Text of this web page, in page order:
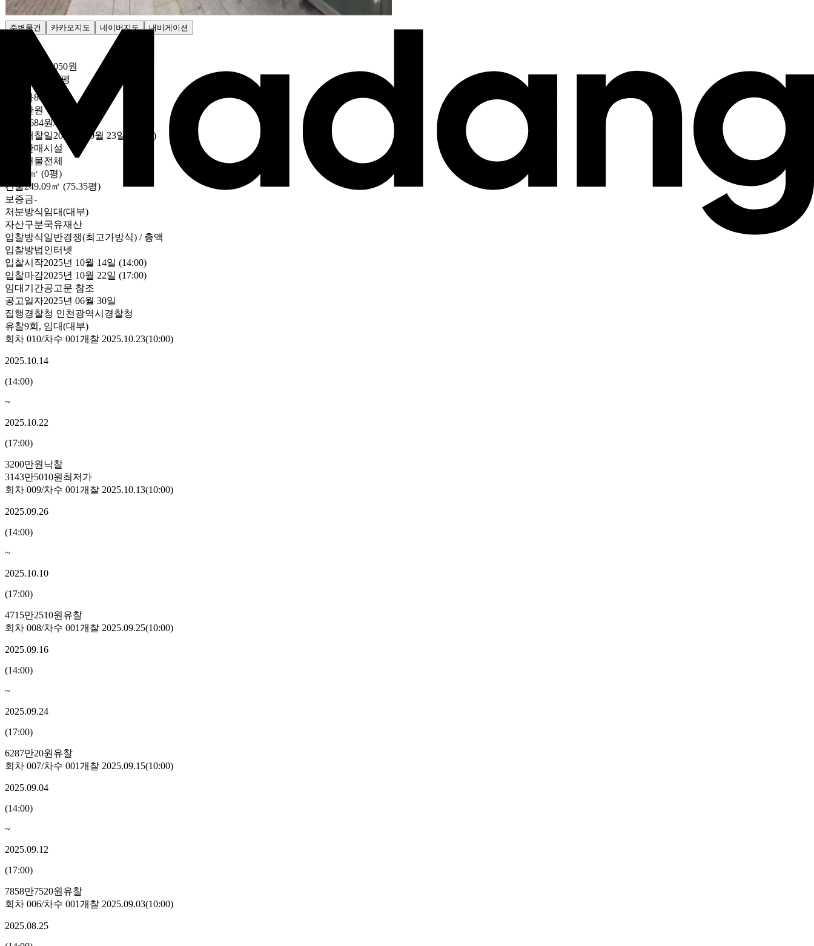
주변물건 카카오지도 네이버지도 내비게이션
1억5717만5050원
208만5932원/평
낙찰가80
3200만원
42만4684원/평
개찰일2025년 10월 23일 (10:00)
판매시설
건물전체
0㎡ (0평)
건물249.09㎡ (75.35평)
보증금-
처분방식임대(대부)
자산구분국유재산
입찰방식일반경쟁(최고가방식) / 총액
입찰방법인터넷
입찰시작2025년 10월 14일 (14:00)
입찰마감2025년 10월 22일 (17:00)
임대기간공고문 참조
공고일자2025년 06월 30일
집행경찰청 인천광역시경찰청
유찰9회 , 임대(대부)
회차 010/차수 001개찰 2025.10.23(10:00)
2025.10.14
(14:00)
~
2025.10.22
(17:00)
3200만원 낙찰
3143만5010원 최저가
회차 009/차수 001개찰 2025.10.13(10:00)
2025.09.26
(14:00)
~
2025.10.10
(17:00)
4715만2510원 유찰
회차 008/차수 001개찰 2025.09.25(10:00)
2025.09.16
(14:00)
~
2025.09.24
(17:00)
6287만20원 유찰
회차 007/차수 001개찰 2025.09.15(10:00)
2025.09.04
(14:00)
~
2025.09.12
(17:00)
7858만7520원 유찰
회차 006/차수 001개찰 2025.09.03(10:00)
2025.08.25